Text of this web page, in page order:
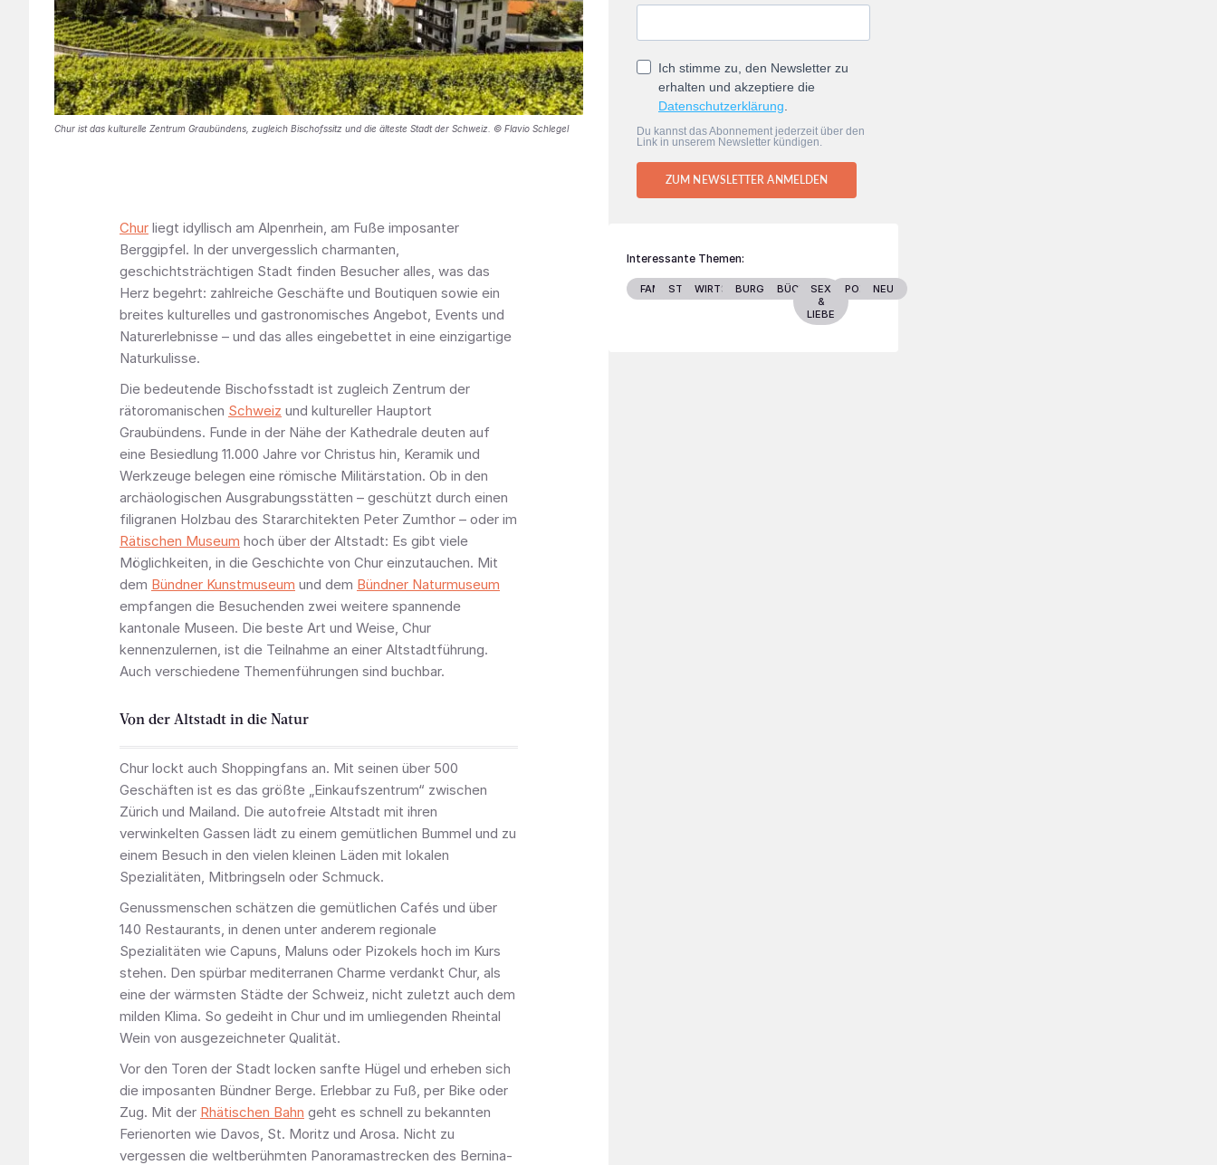
Chur ist das kulturelle Zentrum Graubündens, zugleich Bischofssitz und die älteste Stadt der Schweiz. © Flavio Schlegel
Chur liegt idyllisch am Alpenrhein, am Fuße imposanter
Berggipfel. In der unvergesslich charmanten,
geschichtsträchtigen Stadt finden Besucher alles, was das
Herz begehrt: zahlreiche Geschäfte und Boutiquen sowie ein
breites kulturelles und gastronomisches Angebot, Events und
Naturerlebnisse – und das alles eingebettet in eine einzigartige
Naturkulisse.
Die bedeutende Bischofsstadt ist zugleich Zentrum der
rätoromanischen Schweiz und kultureller Hauptort
Graubündens. Funde in der Nähe der Kathedrale deuten auf
eine Besiedlung 11.000 Jahre vor Christus hin, Keramik und
Werkzeuge belegen eine römische Militärstation. Ob in den
archäologischen Ausgrabungsstätten – geschützt durch einen
filigranen Holzbau des Stararchitekten Peter Zumthor – oder im
Rätischen Museum hoch über der Altstadt: Es gibt viele
Möglichkeiten, in die Geschichte von Chur einzutauchen. Mit
dem Bündner Kunstmuseum und dem Bündner Naturmuseum
empfangen die Besuchenden zwei weitere spannende
kantonale Museen. Die beste Art und Weise, Chur
kennenzulernen, ist die Teilnahme an einer Altstadtführung.
Auch verschiedene Themenführungen sind buchbar.
Von der Altstadt in die Natur
Chur lockt auch Shoppingfans an. Mit seinen über 500
Geschäften ist es das größte „Einkaufszentrum“ zwischen
Zürich und Mailand. Die autofreie Altstadt mit ihren
verwinkelten Gassen lädt zu einem gemütlichen Bummel und zu
einem Besuch in den vielen kleinen Läden mit lokalen
Spezialitäten, Mitbringseln oder Schmuck.
Genussmenschen schätzen die gemütlichen Cafés und über
140 Restaurants, in denen unter anderem regionale
Spezialitäten wie Capuns, Maluns oder Pizokels hoch im Kurs
stehen. Den spürbar mediterranen Charme verdankt Chur, als
eine der wärmsten Städte der Schweiz, nicht zuletzt auch dem
milden Klima. So gedeiht in Chur und im umliegenden Rheintal
Wein von ausgezeichneter Qualität.
Vor den Toren der Stadt locken sanfte Hügel und erheben sich
die imposanten Bündner Berge. Erlebbar zu Fuß, per Bike oder
Zug. Mit der Rhätischen Bahn geht es schnell zu bekannten
Ferienorten wie Davos, St. Moritz und Arosa. Nicht zu
vergessen die weltberühmten Panoramastrecken des Bernina-
Ich stimme zu, den Newsletter zu
erhalten und akzeptiere die
Datenschutzerklärung
Du kannst das Abonnement jederzeit über den
Link in unserem Newsletter kündigen.
ZUM NEWSLETTER ANMELDEN
Interessante Themen:
FAMILIESTARSWIRTSCHAFTBURGENLANDBÜCHERSEX
&
LIEBE
POLITIKNEU